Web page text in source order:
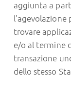
aggiunta a
l'agevolazione
trovare
e/o al termine
transazione
dello stesso